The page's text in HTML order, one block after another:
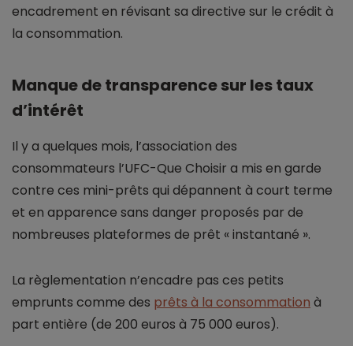
encadrement en révisant sa directive sur le crédit à
la consommation.
Manque de transparence sur les taux
d’intérêt
Il y a quelques mois, l’association des
consommateurs l’UFC-Que Choisir a mis en garde
contre ces mini-prêts qui dépannent à court terme
et en apparence sans danger proposés par de
nombreuses plateformes de prêt « instantané ».
La règlementation n’encadre pas ces petits
emprunts comme des prêts à la consommation à
part entière (de 200 euros à 75 000 euros).